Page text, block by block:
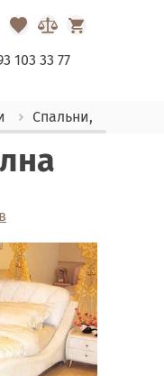
103 33 77
Спальни, Кровати